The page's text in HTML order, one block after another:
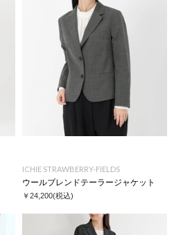
ICHIE STRAWBERRY-FIELDS
ウールブレンドテーラージャケット
￥24,200(税込)